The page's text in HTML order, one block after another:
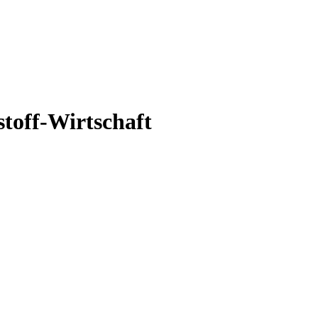
Wirtschaft